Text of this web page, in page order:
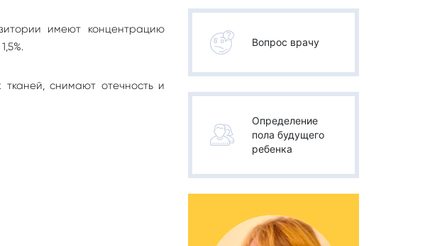
имеют концентрацию
снимают отечность и
Вопрос врачу
Определение
пола будущего
ребенка